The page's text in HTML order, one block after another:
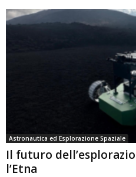
Astronautica ed Esplorazione Spaziale
Il futuro
l’Etna